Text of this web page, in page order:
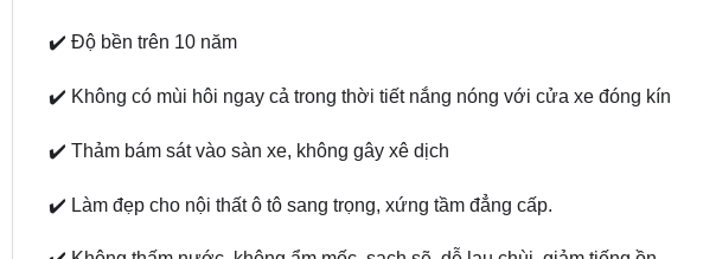
✔️ Độ bền trên 10 năm
✔️ Không có mùi hôi ngay cả trong thời tiết nắng nóng với cửa xe đóng kín
✔️ Thảm bám sát vào sàn xe, không gây xê dịch
✔️ Làm đẹp cho nội thất ô tô sang trọng, xứng tầm đẳng cấp.